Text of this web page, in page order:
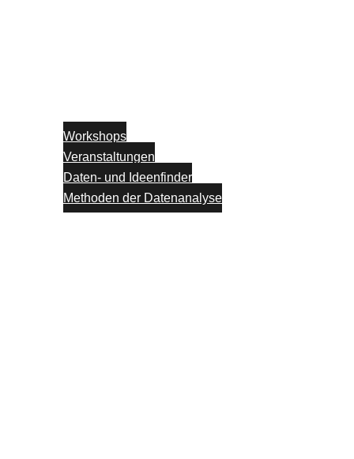
Workshops
Veranstaltungen
Daten- und Ideenfinder
Methoden der Datenanalyse